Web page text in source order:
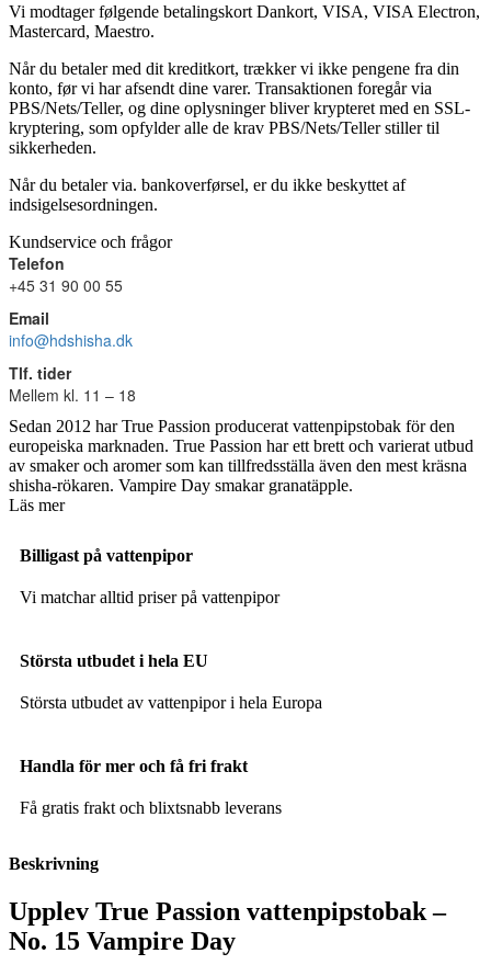
Vi modtager følgende betalingskort Dankort, VISA, VISA Electron,
Mastercard, Maestro.
Når du betaler med dit kreditkort, trækker vi ikke pengene fra din
konto, før vi har afsendt dine varer. Transaktionen foregår via
PBS/Nets/Teller, og dine oplysninger bliver krypteret med en SSL-
kryptering, som opfylder alle de krav PBS/Nets/Teller stiller til
sikkerheden.
Når du betaler via. bankoverførsel, er du ikke beskyttet af
indsigelsesordningen.
Kundservice och frågor
Telefon
+45 31 90 00 55
Email
info@hdshisha.dk
Tlf. tider
Mellem kl. 11 – 18
Sedan 2012 har True Passion producerat vattenpipstobak för den
europeiska marknaden. True Passion har ett brett och varierat utbud
av smaker och aromer som kan tillfredsställa även den mest kräsna
shisha-rökaren. Vampire Day smakar granatäpple.
Läs mer
Billigast på vattenpipor
Vi matchar alltid priser på vattenpipor
Största utbudet i hela EU
Största utbudet av vattenpipor i hela Europa
Handla för mer och få fri frakt
Få gratis frakt och blixtsnabb leverans
Beskrivning
Upplev True Passion vattenpipstobak –
No. 15 Vampire Day